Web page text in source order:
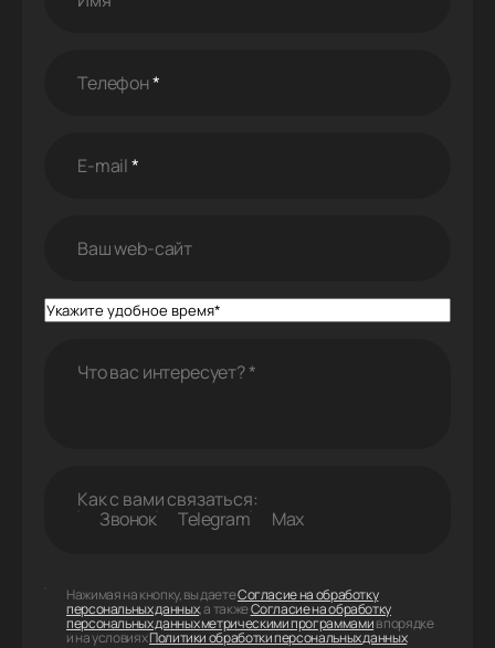
Телефон*
E-mail*
Ваш web-cайт
Что вас интересует?*
Как с вами связаться:
Звонок
Telegram Max
Нажимая на кнопку, вы даетеСогласие на обработку
персональных данных, а такжеСогласие на обработку
персональных данных метрическими программамив порядке
и на условияхПолитики обработки персональных данных